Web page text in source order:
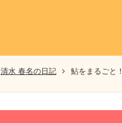
清水 春名の日記 鮎をまるごと！